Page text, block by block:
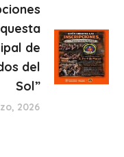
de
del
Sol”
2026